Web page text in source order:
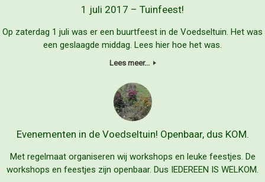
1 juli 2017 – Tuinfeest!
Op zaterdag 1 juli was er een buurtfeest in de Voedseltuin. Het was
een geslaagde middag. Lees hier hoe het was.
Lees meer...
Evenementen in de Voedseltuin! Openbaar, dus KOM.
Met regelmaat organiseren wij workshops en leuke feestjes. De
workshops en feestjes zijn openbaar. Dus IEDEREEN IS WELKOM.